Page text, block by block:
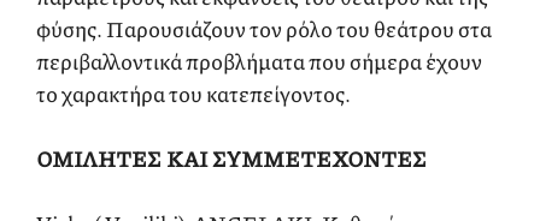
φύσης. Παρουσιάζουν τον ρόλο του θεάτρου στα
περιβαλλοντικά προβλήματα που σήμερα έχουν
το χαρακτήρα του κατεπείγοντος.
ΟΜΙΛΗΤΕΣ ΚΑΙ ΣΥΜΜΕΤΕΧΟΝΤΕΣ